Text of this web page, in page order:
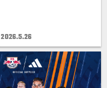
2026.5.26